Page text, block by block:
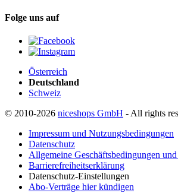
Folge uns auf
Österreich
Deutschland
Schweiz
© 2010-2026 niceshops GmbH - All rights
Impressum und Nutzungsbedingungen
Datenschutz
Allgemeine Geschäftsbedingungen
Barrierefreiheitserklärung
Datenschutz-Einstellungen
Abo-Verträge hier kündigen